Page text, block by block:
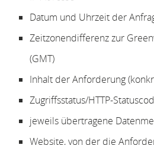
Datum und Uhrzeit der
Zeitzonendifferenz zur
(GMT)
Inhalt der Anforderung
Zugriffsstatus/HTTP-
jeweils übertragene
Website, von der die